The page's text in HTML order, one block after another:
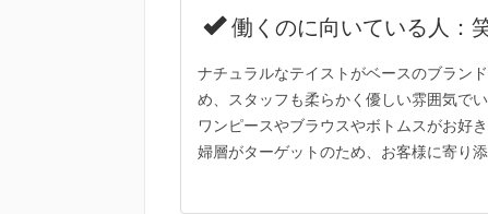
働くのに向いている人：
ナチュラルなテイストがベースのブラン
め、スタッフも柔らかく優しい雰囲気で
ワンピースやブラウスやボトムスがお好
婦層がターゲットのため、お客様に寄り